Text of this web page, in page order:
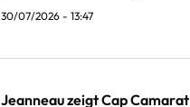
30/07/2026 - 13:47
Jeanneau zeigt Cap Camarat